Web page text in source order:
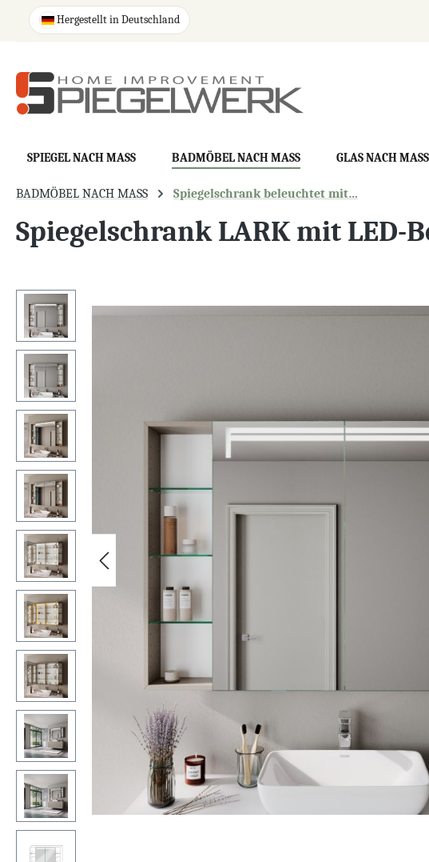
Zur Hauptnavigation springen
Hergestellt in Deutschland
SPIEGEL NACH MASS BADMÖBEL NACH MASS GLAS NACH MASS
BADMÖBEL NACH MASS Spiegelschrank beleuchtet mit…
Spiegelschrank LARK mit LED-
Bildergalerie überspringen